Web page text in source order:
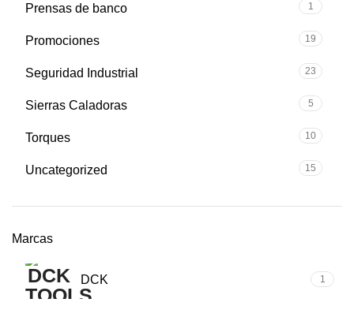
Prensas de banco 1
Promociones 19
Seguridad Industrial 23
Sierras Caladoras 5
Torques 10
Uncategorized 15
Marcas
DCK 1